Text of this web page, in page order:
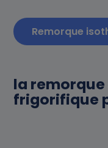
Remorque
la
frigorifique
Comment
Ryole*